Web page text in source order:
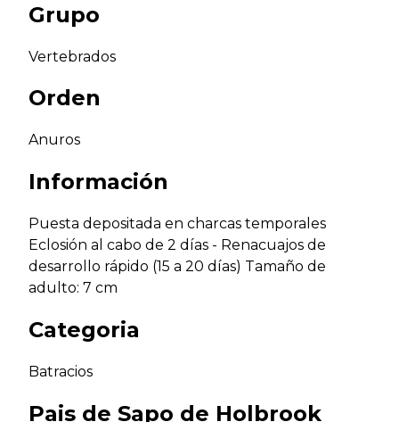
Grupo
Vertebrados
Orden
Anuros
Información
Puesta depositada en charcas temporales
Eclosión al cabo de 2 días - Renacuajos de
desarrollo rápido (15 a 20 días) Tamaño de
adulto: 7 cm
Categoria
Batracios
Pais de Sapo de Holbrook